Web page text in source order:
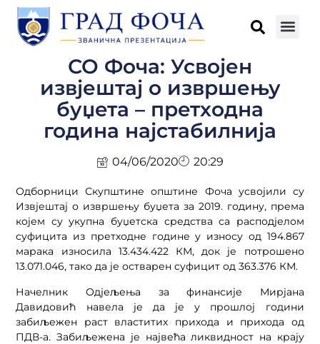
СО Фоча: Усвојен
извјештај о извршењу
буџета – претходна
година најстабилнија
04/06/2020 20:29
Одборници Скупштине општине Фоча усвојили су
Извјештај о извршењу буџета за 2019. годину, према
којем су укупна буџетска средства са расподјелом
суфицита из претходне године у износу од 194.867
марака износила 13.434.422 КМ, док је потрошено
13.071.046, тако да је остварен суфицит од 363.376 КМ.
Начелник Одјељења за финансије Мирјана
Давидовић навела је да је у прошлој години
забиљежен раст властитих прихода и прихода од
ПДВ-а. Забиљежена је највећа ликвидност на крају